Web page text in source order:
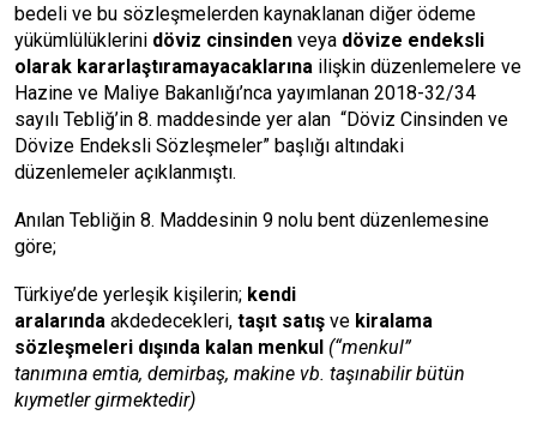
bedeli ve bu sözleşmelerden kaynaklanan diğer ödeme
yükümlülüklerini döviz cinsinden veya dövize endeksli
olarak kararlaştıramayacaklarına ilişkin düzenlemelere ve
Hazine ve Maliye Bakanlığı’nca yayımlanan 2018-32/34
sayılı Tebliğ’in 8. maddesinde yer alan “Döviz Cinsinden ve
Dövize Endeksli Sözleşmeler” başlığı altındaki
düzenlemeler açıklanmıştı.
Anılan Tebliğin 8. Maddesinin 9 nolu bent düzenlemesine
göre;
Türkiye’de yerleşik kişilerin; kendi
aralarında akdedecekleri, taşıt satış ve kiralama
sözleşmeleri dışında kalan menkul (“menkul”
tanımına emtia, demirbaş, makine vb. taşınabilir bütün
kıymetler girmektedir)